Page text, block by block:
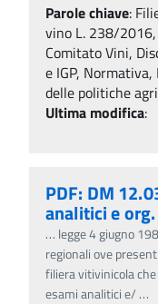
Parole chiave:
vino L. 238/
Comitato Vini,
e IGP,
delle politiche
Ultima modifica:
PDF: DM
analitici e
… legge 4 giugno
regionali ove
filiera vitivinicola
esami analitici e/ …